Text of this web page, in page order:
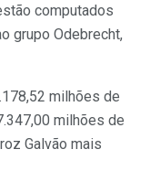
computados
grupo Odebrecht,
milhões de
milhões de
Galvão mais